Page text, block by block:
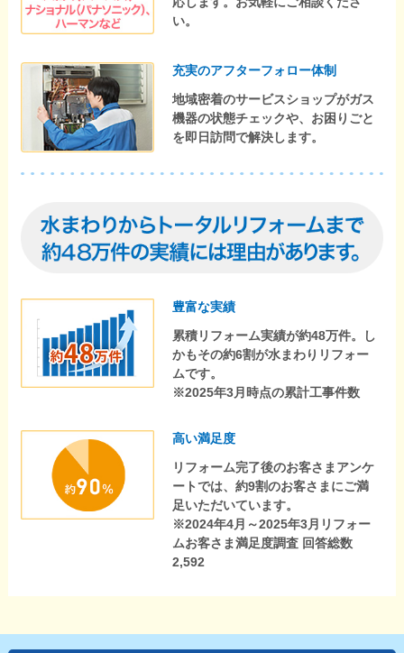
い。
充実のアフターフォロー体制
地域密着のサービスショップがガス
機器の状態チェックや、お困りごと
を即日訪問で解決します。
豊富な実績
累積リフォーム実績が約48万件。し
かもその約6割が水まわりリフォー
ムです。
※2025年3月時点の累計工事件数
高い満足度
リフォーム完了後のお客さまアンケ
ートでは、約9割のお客さまにご満
足いただいています。
※2024年4月～2025年3月リフォー
ムお客さま満足度調査 回答総数
2,592